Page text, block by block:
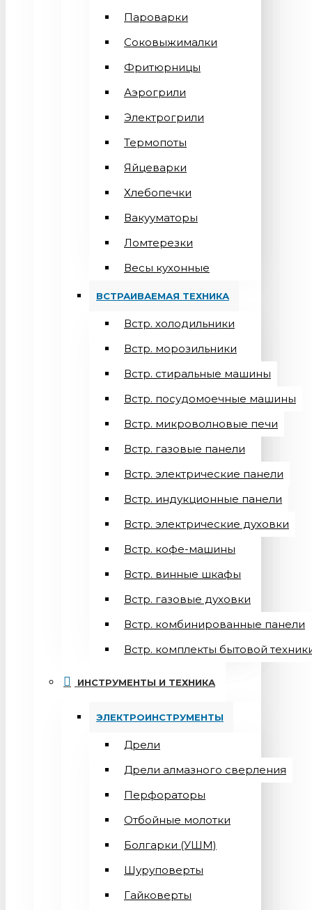
Пароварки
Соковыжималки
Фритюрницы
Аэрогрили
Электрогрили
Термопоты
Яйцеварки
Хлебопечки
Вакууматоры
Ломтерезки
Весы кухонные
ВСТРАИВАЕМАЯ ТЕХНИКА
Встр. холодильники
Встр. морозильники
Встр. стиральные машины
Встр. посудомоечные машины
Встр. микроволновые печи
Встр. газовые панели
Встр. электрические панели
Встр. индукционные панели
Встр. электрические духовки
Встр. кофе-машины
Встр. винные шкафы
Встр. газовые духовки
Встр. комбинированные панели
Встр. комплекты бытовой
ИНСТРУМЕНТЫ И ТЕХНИКА
ЭЛЕКТРОИНСТРУМЕНТЫ
Дрели
Дрели алмазного сверления
Перфораторы
Отбойные молотки
Болгарки (УШМ)
Шуруповерты
Гайковерты